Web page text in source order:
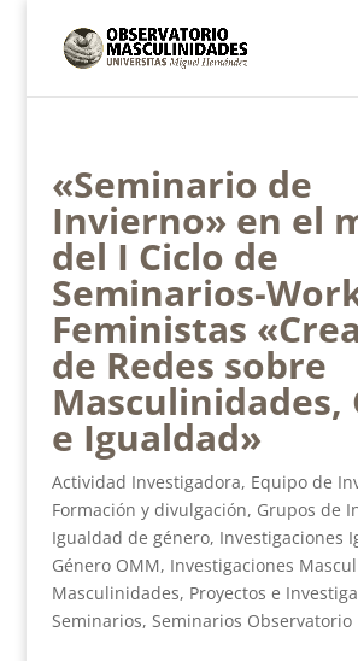
«Seminario de
Invierno» en el
del I Ciclo de
Seminarios-
Feministas
de Redes sobre
Masculinidades,
e Igualdad»
Actividad Investigadora, Equipo de
Formación y divulgación, Grupos de
Igualdad de género, Investigaciones
Género OMM, Investigaciones
Masculinidades, Proyectos e
Seminarios, Seminarios Observatorio